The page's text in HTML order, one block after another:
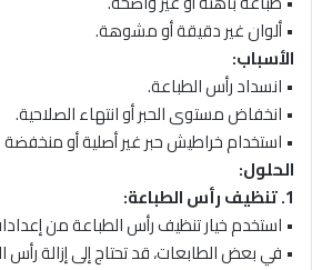
• ألوان غير دقيقة أو مشوهة.
الأسباب:
• انسداد رأس الطباعة.
• انخفاض مستوى الحبر أو انتهاء الصلاحية.
• استخدام خراطيش حبر غير أصلية أو
الحلول:
1. تنظيف رأس الطباعة:
• استخدم خيار تنظيف رأس الطباعة من
• في بعض الطابعات، قد تحتاج إلى إزالة رأس